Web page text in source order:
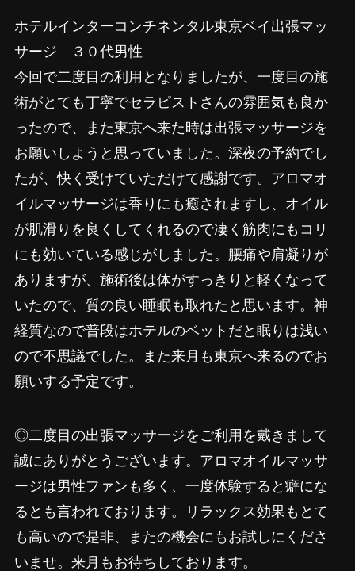
ホテルインターコンチネンタル東京ベイ出張マッ
サージ ３０代男性
今回で二度目の利用となりましたが、一度目の施
術がとても丁寧でセラピストさんの雰囲気も良か
ったので、また東京へ来た時は出張マッサージを
お願いしようと思っていました。深夜の予約でし
たが、快く受けていただけて感謝です。アロマオ
イルマッサージは香りにも癒されますし、オイル
が肌滑りを良くしてくれるので凄く筋肉にもコリ
にも効いている感じがしました。腰痛や肩凝りが
ありますが、施術後は体がすっきりと軽くなって
いたので、質の良い睡眠も取れたと思います。神
経質なので普段はホテルのベットだと眠りは浅い
ので不思議でした。また来月も東京へ来るのでお
願いする予定です。
◎二度目の出張マッサージをご利用を戴きまして
誠にありがとうございます。アロマオイルマッサ
ージは男性ファンも多く、一度体験すると癖にな
るとも言われております。リラックス効果もとて
も高いので是非、またの機会にもお試しにくださ
いませ。来月もお待ちしております。